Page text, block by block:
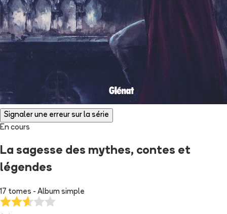
Signaler une erreur sur la série
En cours
La sagesse des mythes, contes et
légendes
17 tomes - Album simple